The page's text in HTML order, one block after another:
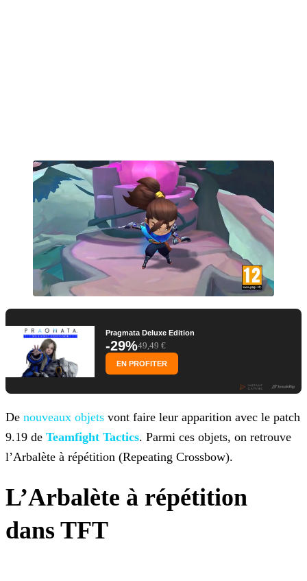
Pragmata Deluxe Edition
-29%49,49 €
EN PROFITER
De nouveaux objets vont faire leur apparition avec le patch
9.19 de Teamfight Tactics. Parmi ces objets, on retrouve
l’Arbalète à répétition (Repeating Crossbow).
L’Arbalète à répétition
dans TFT